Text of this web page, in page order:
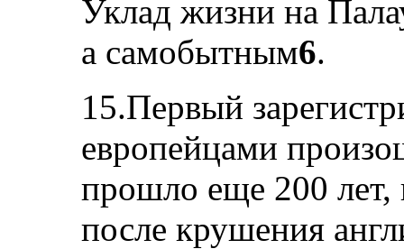
Уклад жизни на
а самобытным6.
15.Первый
европейцами
прошло еще 200 лет,
после крушения